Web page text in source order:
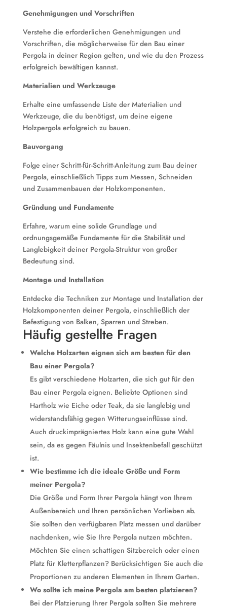
Genehmigungen und Vorschriften
Verstehe die erforderlichen Genehmigungen und
Vorschriften, die möglicherweise für den Bau einer
Pergola in deiner Region gelten, und wie du den Prozess
erfolgreich bewältigen kannst.
Materialien und Werkzeuge
Erhalte eine umfassende Liste der Materialien und
Werkzeuge, die du benötigst, um deine eigene
Holzpergola erfolgreich zu bauen.
Bauvorgang
Folge einer Schritt-für-Schritt-Anleitung zum Bau deiner
Pergola, einschließlich Tipps zum Messen, Schneiden
und Zusammenbauen der Holzkomponenten.
Gründung und Fundamente
Erfahre, warum eine solide Grundlage und
ordnungsgemäße Fundamente für die Stabilität und
Langlebigkeit deiner Pergola-Struktur von großer
Bedeutung sind.
Montage und Installation
Entdecke die Techniken zur Montage und Installation der
Holzkomponenten deiner Pergola, einschließlich der
Befestigung von Balken, Sparren und Streben.
Häufig gestellte Fragen
Welche Holzarten eignen sich am besten für den
Bau einer Pergola?
Es gibt verschiedene Holzarten, die sich gut für den
Bau einer Pergola eignen. Beliebte Optionen sind
Hartholz wie Eiche oder Teak, da sie langlebig und
widerstandsfähig gegen Witterungseinflüsse sind.
Auch druckimprägniertes Holz kann eine gute Wahl
sein, da es gegen Fäulnis und Insektenbefall geschützt
ist.
Wie bestimme ich die ideale Größe und Form
meiner Pergola?
Die Größe und Form Ihrer Pergola hängt von Ihrem
Außenbereich und Ihren persönlichen Vorlieben ab.
Sie sollten den verfügbaren Platz messen und darüber
nachdenken, wie Sie Ihre Pergola nutzen möchten.
Möchten Sie einen schattigen Sitzbereich oder einen
Platz für Kletterpflanzen? Berücksichtigen Sie auch die
Proportionen zu anderen Elementen in Ihrem Garten.
Wo sollte ich meine Pergola am besten platzieren?
Bei der Platzierung Ihrer Pergola sollten Sie mehrere